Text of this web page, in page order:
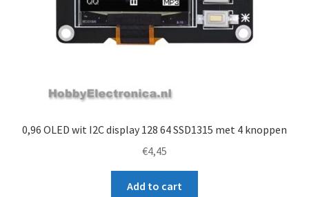
0,96 OLED wit I2C display 128 64 SSD1315 met 4 knoppen
€4,45
Add to cart